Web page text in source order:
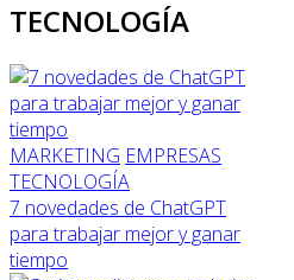
TECNOLOGÍA
MARKETING EMPRESAS
TECNOLOGÍA
7 novedades de ChatGPT
para trabajar mejor y ganar
tiempo